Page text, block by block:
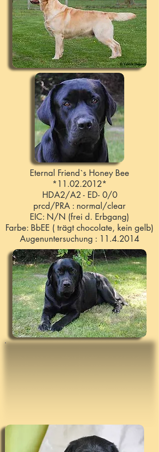
Eternal Friend`s Honey Bee
*11.02.2012*
HDA2/A2 - ED- 0/0
prcd/PRA : normal/clear
EIC: N/N (frei d. Erbgang)
Farbe: BbEE ( trägt chocolate, kein gelb)
Augenuntersuchung : 11.4.2014